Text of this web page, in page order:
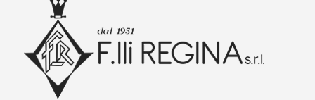
del
prodotto